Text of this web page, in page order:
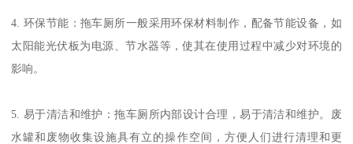
4. 环保节能：拖车厕所一般采用环保材料制作，配备节能设备，如
太阳能光伏板为电源、节水器等，使其在使用过程中减少对环境的
影响。
5. 易于清洁和维护：拖车厕所内部设计合理，易于清洁和维护。废
水罐和废物收集设施具有立的操作空间，方便人们进行清理和更